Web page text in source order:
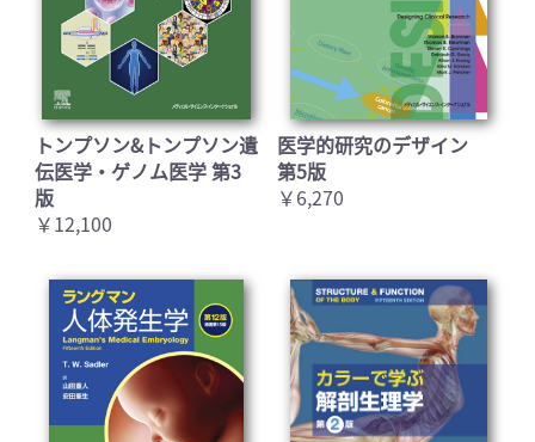
トンプソン&トンプソン遺
伝医学・ゲノム医学 第3
版
￥12,100
医学的研究のデザイン
第5版
￥6,270